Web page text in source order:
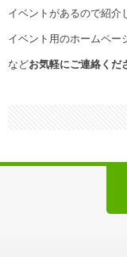
イベントがあるので紹介
イベント用のホームペー
などお気軽にご連絡くだ